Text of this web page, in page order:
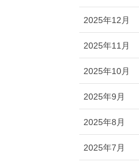
2025年12月
2025年11月
2025年10月
2025年9月
2025年8月
2025年7月